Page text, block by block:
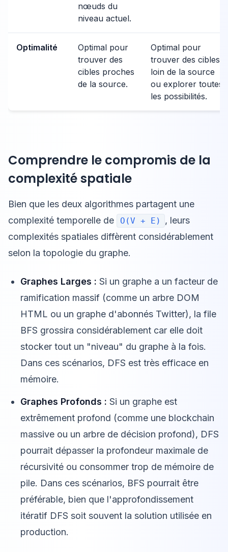
nœuds du
niveau actuel.
Optimalité
Optimal pour
trouver des
cibles proches
de la source.
Optimal pour
trouver des cibles
loin de la source
ou explorer toutes
les possibilités.
Comprendre le compromis de la
complexité spatiale
Bien que les deux algorithmes partagent une
complexité temporelle de
O(V + E)
, leurs
complexités spatiales diffèrent considérablement
selon la topologie du graphe.
Graphes Larges : Si un graphe a un facteur de
ramification massif (comme un arbre DOM
HTML ou un graphe d'abonnés Twitter), la file
BFS grossira considérablement car elle doit
stocker tout un "niveau" du graphe à la fois.
Dans ces scénarios, DFS est très efficace en
mémoire.
Graphes Profonds : Si un graphe est
extrêmement profond (comme une blockchain
massive ou un arbre de décision profond), DFS
pourrait dépasser la profondeur maximale de
récursivité ou consommer trop de mémoire de
pile. Dans ces scénarios, BFS pourrait être
préférable, bien que l'approfondissement
itératif DFS soit souvent la solution utilisée en
production.